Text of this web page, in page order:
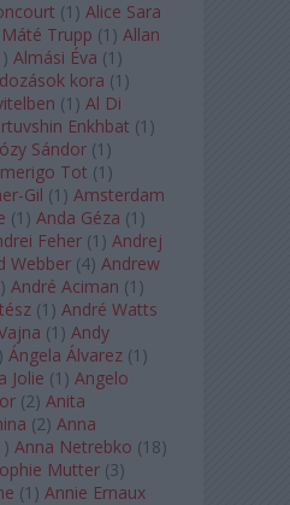
(1 ) Alice Sara
Trupp (1 ) Allan
) Almási Éva (1 )
kora (1 )
(1 ) Al Di
Enkhbat (1 )
Sándor (1 )
Tot (1 )
Gil (1 ) Amsterdam
(1 ) Anda Géza (1 )
Feher (1 ) Andrej
Webber (4) Andrew
) André Aciman (1 )
(1 ) André Watts
(1 ) Andy
) Ángela Álvarez (1 )
Jolie (1 ) Angelo
(2) Anita
(2) Anna
) Anna Netrebko (18)
Mutter (3)
(1 ) Annie Ernaux